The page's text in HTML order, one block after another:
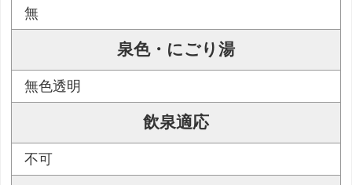
無
泉色・にごり湯
無色透明
飲泉適応
不可